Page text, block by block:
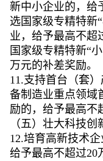
新中小企业的，给
选国家级专精特新
业，给予最高不超
国家级专精特新“
万元的补差奖励。
11.支持首台（套
备制造业重点领域
励的，给予最高不
（五）壮大科技创
12.培育高新技术
给予最高不超过20